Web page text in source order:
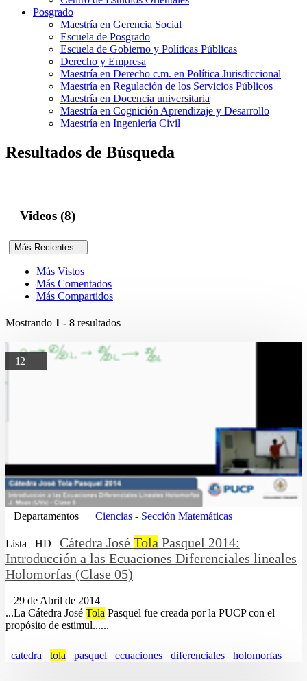
Posgrado
Maestría en Gerencia Social
Escuela de Posgrado
Escuela de Gobierno y Políticas Públicas
Derecho y Empresa
Maestría en Derecho c.m. en Política Jurisdiccional
Maestría en Regulación de los Servicios Públicos
Maestría en Docencia universitaria
Maestría en Cognición Aprendizaje y Desarrollo
Maestría en Ingeniería Civil
Resultados de Búsqueda
Videos (8)
Más Recientes
Más Vistos
Más Comentados
Más Compartidos
Mostrando 1 - 8 resultados
12
Departamentos Ciencias - Sección Matemáticas
Lista HD Cátedra José Tola Pasquel 2014:
Introducción a las Ecuaciones Diferenciales lineales
Holomorfas (Clase 05)
29 de Abril de 2014
...La Cátedra José Tola Pasquel fue creada por la PUCP con el
propósito de estimul......
catedra tola pasquel ecuaciones diferenciales holomorfas